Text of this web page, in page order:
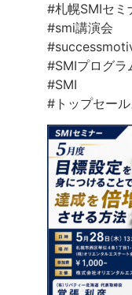
#札幌SMIセミ
#smi講演会
#SMIプログラ
#SMI
#トップセール